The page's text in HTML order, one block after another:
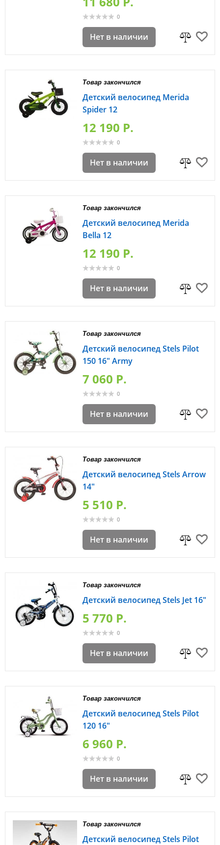
0
Нет в наличии
Товар закончился
Детский велосипед Merida
Spider 12
12 190 P.
0
Нет в наличии
Товар закончился
Детский велосипед Merida
Bella 12
12 190 P.
0
Нет в наличии
Товар закончился
Детский велосипед Stels Pilot
150 16" Army
7 060 P.
0
Нет в наличии
Товар закончился
Детский велосипед Stels Arrow
14"
5 510 P.
0
Нет в наличии
Товар закончился
Детский велосипед Stels Jet 16"
5 770 P.
0
Нет в наличии
Товар закончился
Детский велосипед Stels Pilot
120 16"
6 960 P.
0
Нет в наличии
Товар закончился
Детский велосипед Stels Pilot